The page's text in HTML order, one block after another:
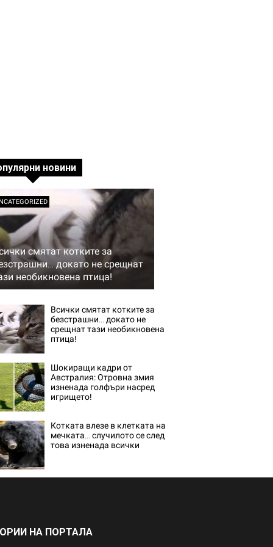
новини
смятат котките за
докато не срещнат
необикновена птица!
Всички смятат котките за
безстрашни… докато не
срещнат тази необикновена
птица!
Шокиращи кадри от
Австралия: Отровна змия
изненада голфъри насред
игрището!
Котката влезе в клетката на
мечката… случилото се след
това изненада всички
НА ПОРТАЛА